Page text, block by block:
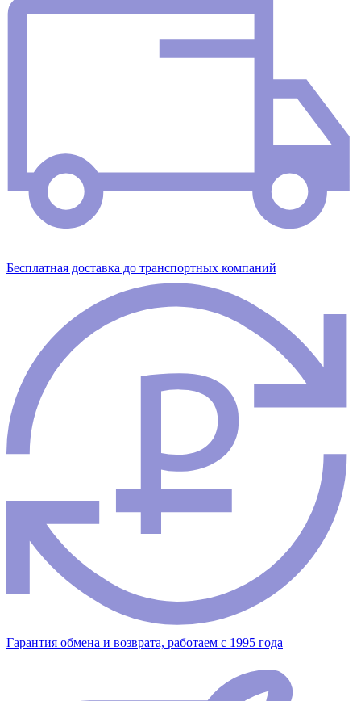
Бесплатная доставка до транспортных компаний
Гарантия обмена и возврата, работаем с 1995 года